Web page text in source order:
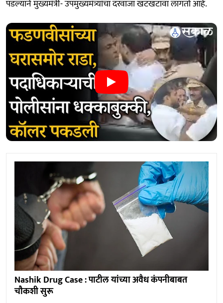
पडल्याने मुख्यमंत्री- उपमुख्यमंत्र्यांचा दरवाजा खटखटावा लागतो आहे.
Nashik Drug Case : पाटील यांच्या अवैध कंपनीबाबत
चौकशी सुरू